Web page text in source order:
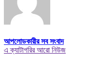
আপলোডকারীর সব সংবাদ
এ ক্যাটাগরির আরো নিউজ